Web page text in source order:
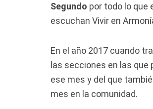
Segundo por todo lo que
escuchan Vivir en
En el año 2017 cuando
las secciones en las que
ese mes y del que
mes en la comunidad.